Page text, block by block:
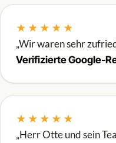
★★★★★
„Wir waren sehr
Verifizierte Google-
★★★★★
„Herr Otte und sein